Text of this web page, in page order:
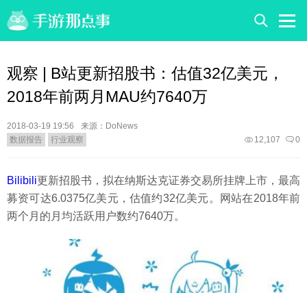
观察 | B站更新招股书：估值32亿美元，
2018年前两月MAU约7640万
2018-03-19 19:56
来源：DoNews
数据报告
行业观察 0
12,107
Bilibili更新招股书，拟在纳斯达克证券交易所挂牌上市，最高
募资可达6.0375亿美元，估值约32亿美元。网站在2018年前
两个月的月均活跃用户数约7640万。